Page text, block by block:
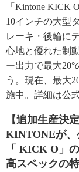
「Kintone KICK
10インチの大型
レーキ・後輪に
心地と優れた制
ー出力で最大
う。現在、最大
施中。詳細は公
【追加生産決
KINTONEが、
「 KICK O」
高スペックの